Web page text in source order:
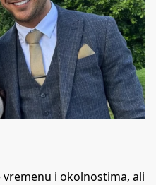
i okolnostima, ali